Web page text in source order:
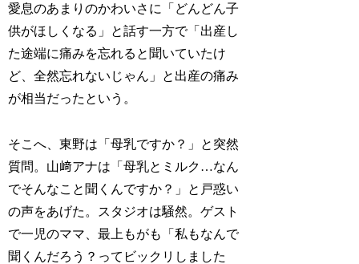
愛息のあまりのかわいさに「どんどん子
供がほしくなる」と話す一方で「出産し
た途端に痛みを忘れると聞いていたけ
ど、全然忘れないじゃん」と出産の痛み
が相当だったという。
そこへ、東野は「母乳ですか？」と突然
質問。山﨑アナは「母乳とミルク…なん
でそんなこと聞くんですか？」と戸惑い
の声をあげた。スタジオは騒然。ゲスト
で一児のママ、最上もがも「私もなんで
聞くんだろう？ってビックリしました